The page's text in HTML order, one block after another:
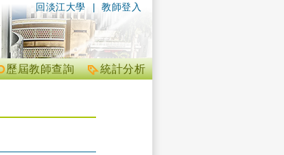
| 教師登入
回淡江大學
統計分析
歷屆教師查詢